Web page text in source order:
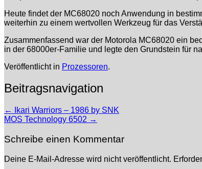
Heute findet der MC68020 noch Anwendung in
weiterhin zu einem wertvollen Werkzeug für das
Zusammenfassend war der Motorola MC68020 ein
in der 68000er-Familie und legte den Grundstein für
Veröffentlicht in Prozessoren.
Beitragsnavigation
←
Ikari Warriors – 1986 by SNK
MOS Technology 6502 →
Schreibe einen Kommentar
Deine E-Mail-Adresse wird nicht veröffentlicht.